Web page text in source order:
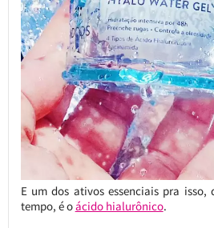
E um dos ativos essenciais pra
tempo, é oácido hialurônico.